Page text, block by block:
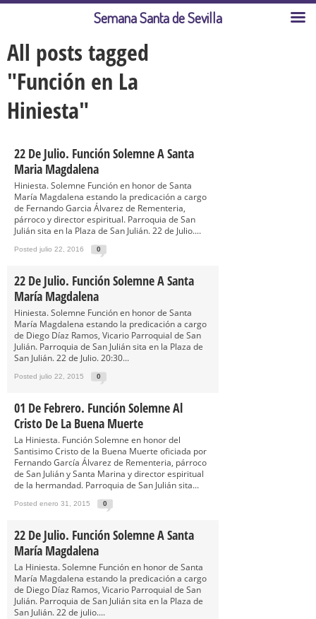
All posts tagged
"Función en La
Hiniesta"
22 De Julio. Función Solemne A Santa
Maria Magdalena
Hiniesta. Solemne Función en honor de Santa
María Magdalena estando la predicación a cargo
de Fernando Garcia Álvarez de Rementeria,
párroco y director espiritual. Parroquia de San
Julián sita en la Plaza de San Julián. 22 de Julio....
Posted julio 22, 2016 0
22 De Julio. Función Solemne A Santa
María Magdalena
Hiniesta. Solemne Función en honor de Santa
María Magdalena estando la predicación a cargo
de Diego Díaz Ramos, Vicario Parroquial de San
Julián. Parroquia de San Julián sita en la Plaza de
San Julián. 22 de Julio. 20:30...
Posted julio 22, 2015 0
01 De Febrero. Función Solemne Al
Cristo De La Buena Muerte
La Hiniesta. Función Solemne en honor del
Santisimo Cristo de la Buena Muerte oficiada por
Fernando García Álvarez de Rementeria, párroco
de San Julián y Santa Marina y director espiritual
de la hermandad. Parroquia de San Julián sita...
Posted enero 31, 2015 0
22 De Julio. Función Solemne A Santa
María Magdalena
La Hiniesta. Solemne Función en honor de Santa
María Magdalena estando la predicación a cargo
de Diego Díaz Ramos, Vicario Parroquial de San
Julián. Parroquia de San Julián sita en la Plaza de
San Julián. 22 de julio....
Semana Santa de Sevilla